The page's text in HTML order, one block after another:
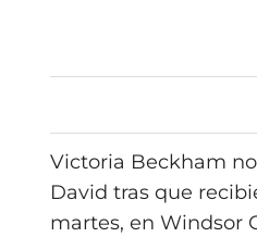
Victoria Beckham
David tras que
martes, en Windsor